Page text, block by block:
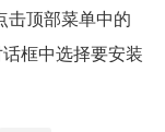
击顶部菜单中的
框中选择要安装